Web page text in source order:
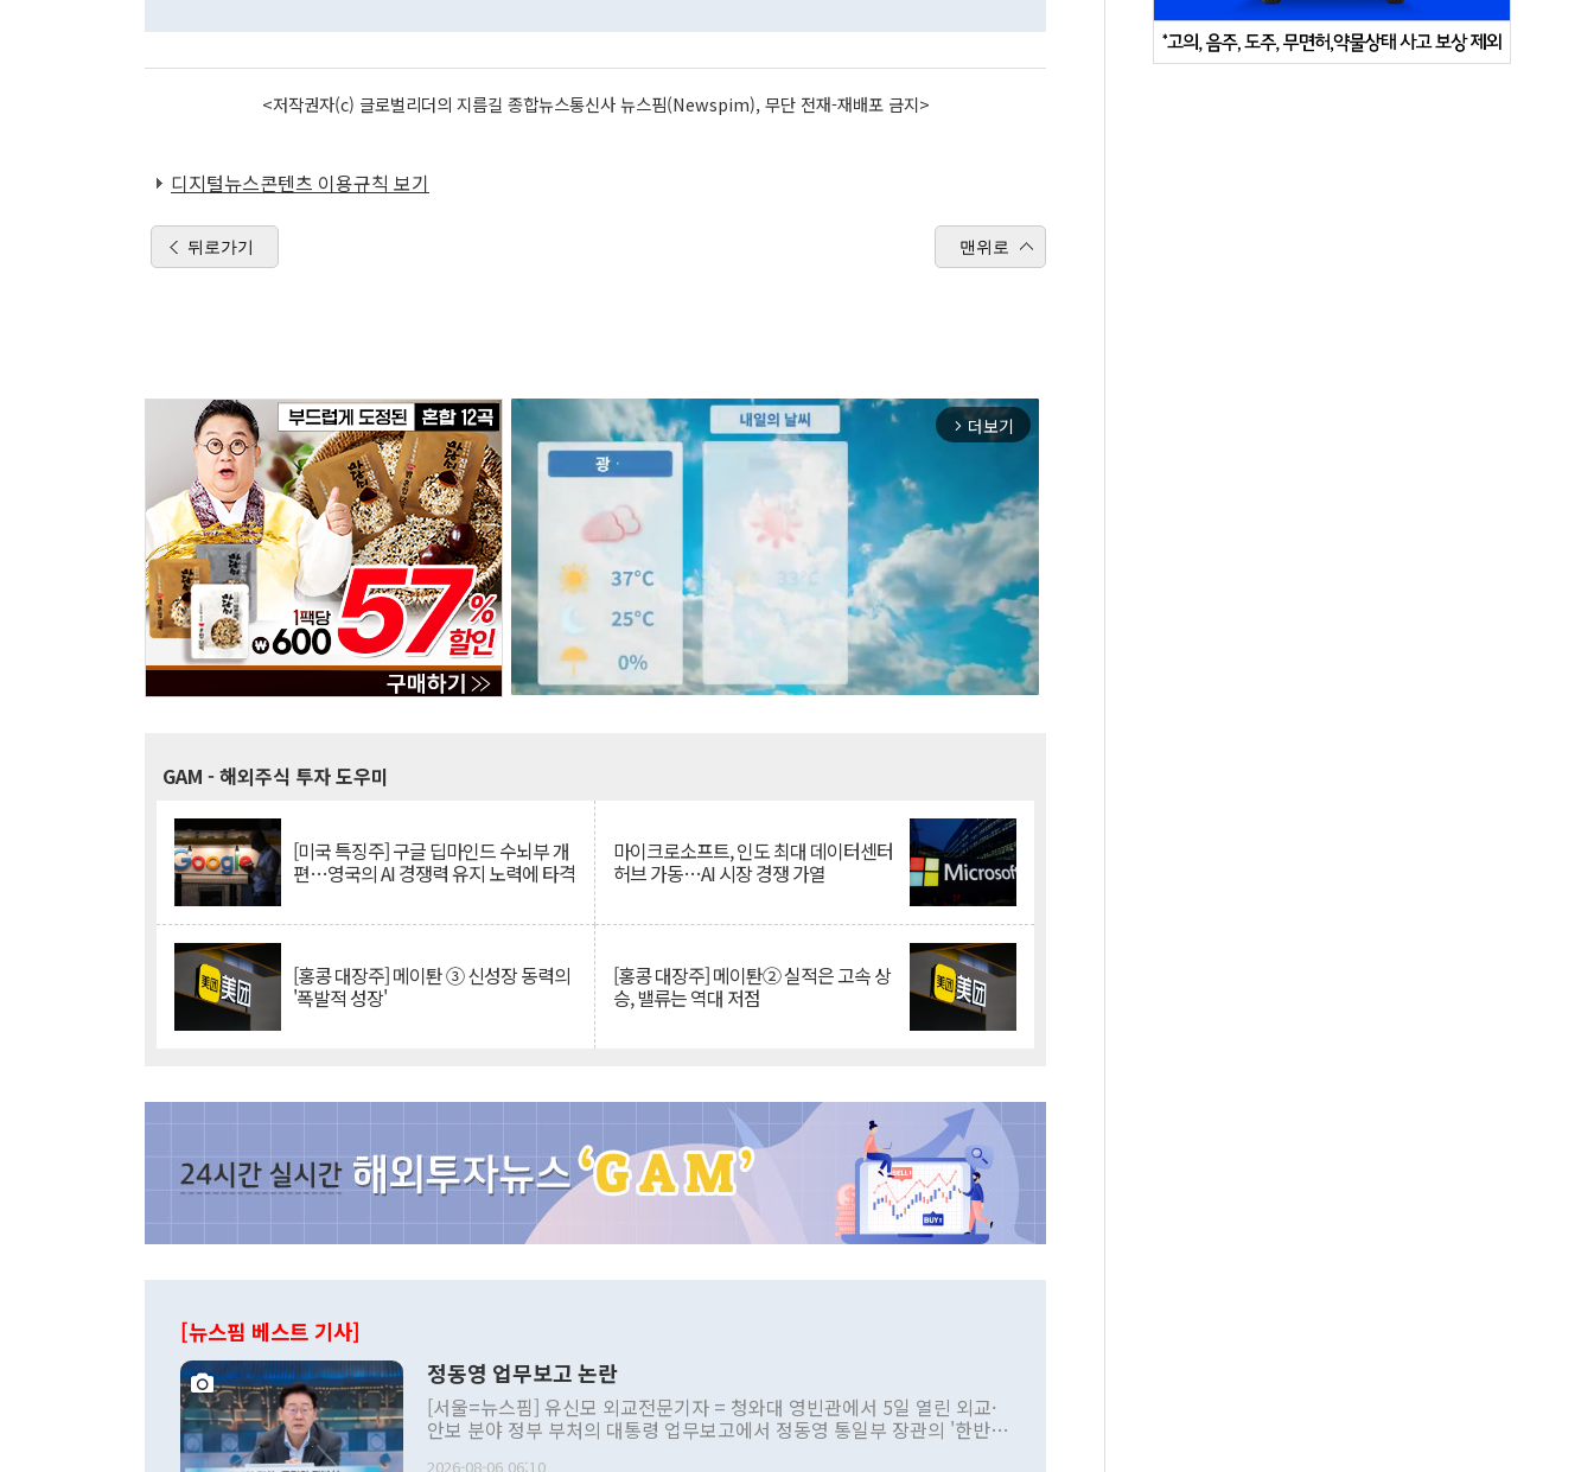
<저작권자(c) 글로벌리더의 지름길 종합뉴스통신사 뉴스핌(Newspim), 무단 전재-재배포 금지>
디지털뉴스콘텐츠 이용규칙 보기
뒤로가기 맨위로
arrow_forward_ios 더보기
GAM - 해외주식 투자 도우미
[미국 특징주] 구글 딥마인드 수뇌부 개
편…영국의 AI 경쟁력 유지 노력에 타격
마이크로소프트, 인도 최대 데이터센터
허브 가동…AI 시장 경쟁 가열
[홍콩 대장주] 메이퇀 ③ 신성장 동력의
'폭발적 성장'
[홍콩 대장주] 메이퇀② 실적은 고속 상
승, 밸류는 역대 저점
[뉴스핌 베스트 기사]
정동영 업무보고 논란
[서울=뉴스핌] 유신모 외교전문기자 = 청와대 영빈관에서 5일 열린 외교·
안보 분야 정부 부처의 대통령 업무보고에서 정동영 통일부 장관의 '한반도
2026-08-06 06:10